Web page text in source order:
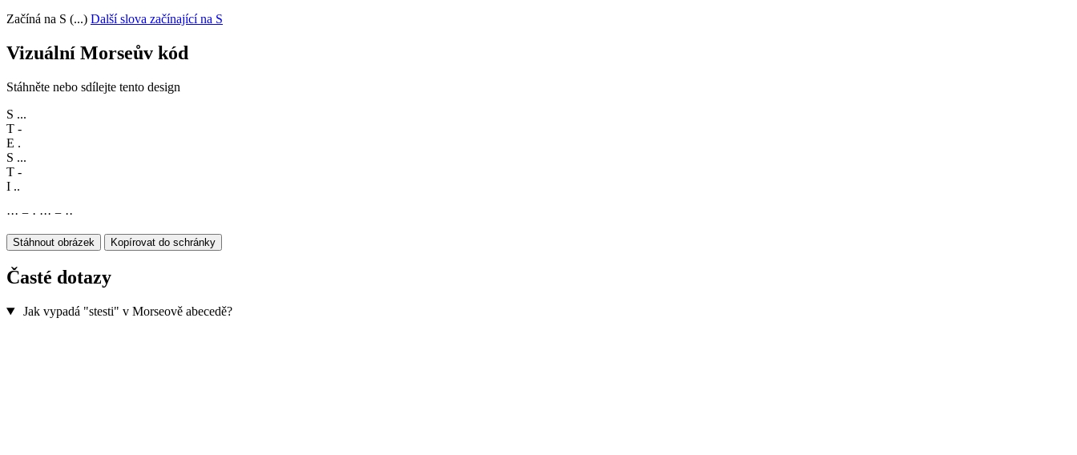
Začíná na S (...) Další slova začínající na S
Vizuální Morseův kód
Stáhněte nebo sdílejte tento design
S ...
T -
E .
S ...
T -
I ..
··· − · ··· − ··
Stáhnout obrázek Kopírovat do schránky
Časté dotazy
Jak vypadá "stesti" v Morseově abecedě?